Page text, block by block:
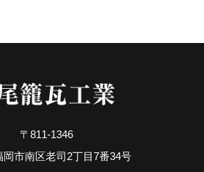
〒811-1346
岡市南区老司2丁目7番34号